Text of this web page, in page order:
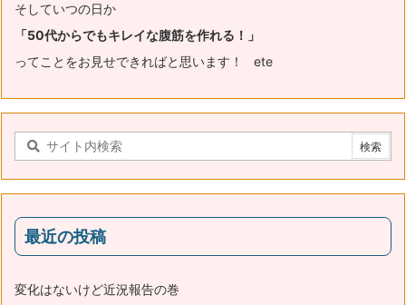
そしていつの日か
「50代からでもキレイな腹筋を作れる！」
ってことをお見せできればと思います！ ete
最近の投稿
変化はないけど近況報告の巻